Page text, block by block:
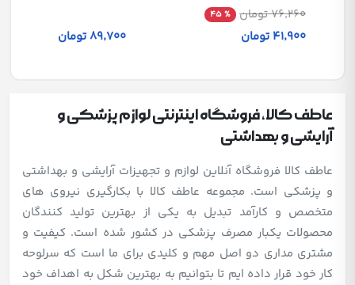
76٬260 تومان
% 45
41٬900 تومان 89٬700 تومان
عاطف کالا، فروشگاه اینترنتی لوازم پزشکی و
آرایشی و بهداشتی
عاطف کالا فروشگاه آنلاین لوازم و تجهیزات آرایشی و بهداشتی
و پزشکی است. مجموعه عاطف کالا با بکارگیری نیروی های
متخصص و کارآمد تبدیل به یکی از بهترین تولید کنندگان
محصولات یکبار مصرف پزشکی در کشور شده است. کیفیت و
مشتری مداری دو اصل مهم و کلیدی برای ما است که سرلوحه
کار خود قرار داده ایم تا بتوانیم به بهترین شکل به اهداف خود